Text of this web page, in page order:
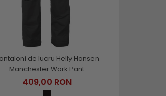
de lucru Helly Hansen
Manchester Work Pant
409,00 RON